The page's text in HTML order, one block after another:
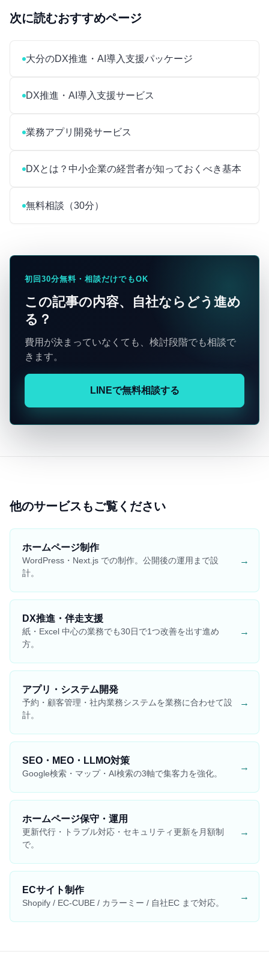
次に読むおすすめページ
大分のDX推進・AI導入支援パッケージ
DX推進・AI導入支援サービス
業務アプリ開発サービス
DXとは？中小企業の経営者が知っておくべき基本
無料相談（30分）
初回30分無料・相談だけでもOK
この記事の内容、自社ならどう進め
る？
費用が決まっていなくても、検討段階でも相談で
きます。
LINEで無料相談する
他のサービスもご覧ください
ホームページ制作
WordPress・Next.js での制作。公開後の運用まで設
計。
→
DX推進・伴走支援
紙・Excel 中心の業務でも30日で1つ改善を出す進め
方。
→
アプリ・システム開発
予約・顧客管理・社内業務システムを業務に合わせて設
計。
→
SEO・MEO・LLMO対策
Google検索・マップ・AI検索の3軸で集客力を強化。
→
ホームページ保守・運用
更新代行・トラブル対応・セキュリティ更新を月額制
で。
→
ECサイト制作
Shopify / EC-CUBE / カラーミー / 自社EC まで対応。
→